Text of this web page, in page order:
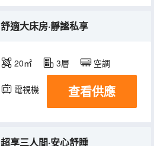
舒適大床房·靜謐私享
20㎡ 3層 空調
電視機 查看供應
超享三人間·安心舒睡